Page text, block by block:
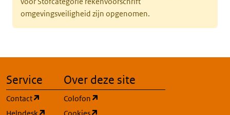
omgevingsveiligheid zijn opgenomen.
Service
Contact
(opent in een nieuw tabblad)
(opent in een nieuw tabblad)
Over deze site
Colofon